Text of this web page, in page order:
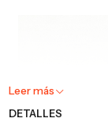
Leer más
DETALLES